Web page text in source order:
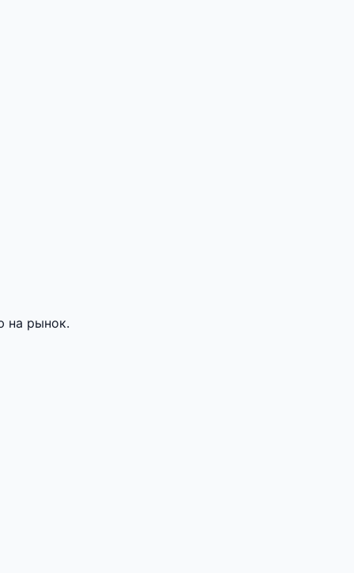
на рынок.